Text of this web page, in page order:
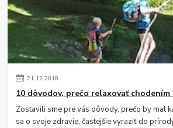
21.12.2018
10 dôvodov, prečo relaxovať
Zostavili sme pre vás dôvody, prečo by mal
sa o svoje zdravie, častejšie vyraziť do